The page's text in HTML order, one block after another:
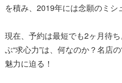
を積み、2019年には念願のミシ
現在、予約は最短でも2ヶ月待
ぶ“求心力”は、何なのか？名店
魅力に迫る！